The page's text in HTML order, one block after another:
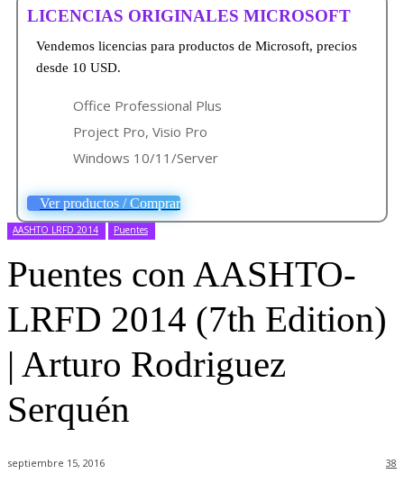
LICENCIAS ORIGINALES MICROSOFT
Vendemos licencias para productos de Microsoft, precios
desde 10 USD.
Office Professional Plus
Project Pro, Visio Pro
Windows 10/11/Server
Ver productos / Comprar
AASHTO LRFD 2014 Puentes
Puentes con AASHTO-
LRFD 2014 (7th Edition)
| Arturo Rodriguez
Serquén
septiembre 15, 2016 38